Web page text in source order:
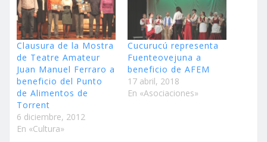
Clausura de la Mostra
de Teatre Amateur
Juan Manuel Ferraro a
beneficio del Punto
de Alimentos de
Torrent
6 diciembre, 2012
En «Cultura»
Cucurucú representa
Fuenteovejuna a
beneficio de AFEM
17 abril, 2018
En «Asociaciones»